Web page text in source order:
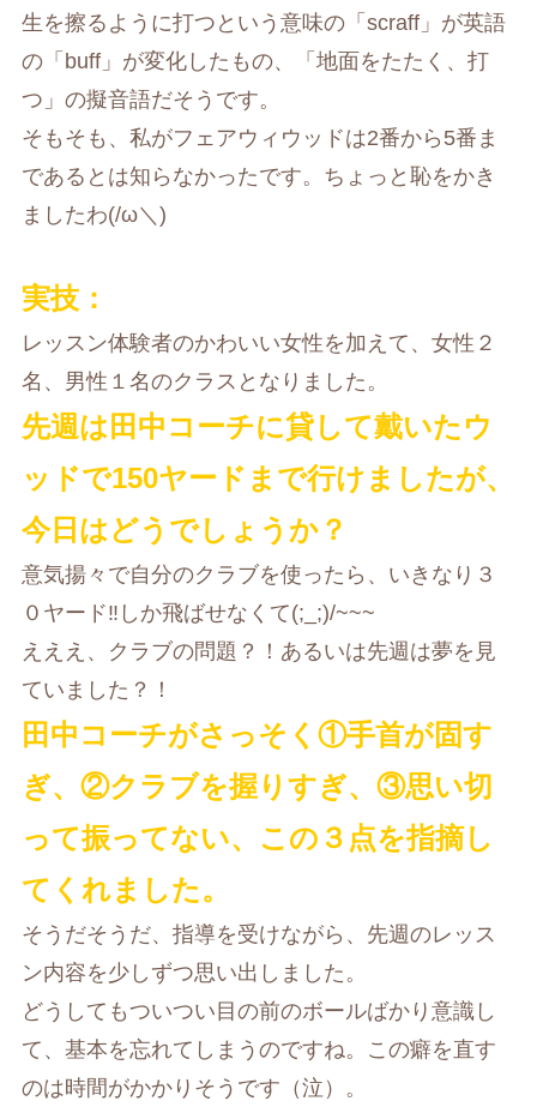
生を擦るように打つという意味の「scraff」が英語
の「buff」が変化したもの、「地面をたたく、打
つ」の擬音語だそうです。
そもそも、私がフェアウィウッドは2番から5番ま
であるとは知らなかったです。ちょっと恥をかき
ましたわ(/ω＼)
実技：
レッスン体験者のかわいい女性を加えて、女性２
名、男性１名のクラスとなりました。
先週は田中コーチに貸して戴いたウ
ッドで150ヤードまで行けましたが、
今日はどうでしょうか？
意気揚々で自分のクラブを使ったら、いきなり３
０ヤード‼しか飛ばせなくて(;_;)/~~~
えええ、クラブの問題？！あるいは先週は夢を見
ていました？！
田中コーチがさっそく①手首が固す
ぎ、②クラブを握りすぎ、③思い切
って振ってない、この３点を指摘し
てくれました。
そうだそうだ、指導を受けながら、先週のレッス
ン内容を少しずつ思い出しました。
どうしてもついつい目の前のボールばかり意識し
て、基本を忘れてしまうのですね。この癖を直す
のは時間がかかりそうです（泣）。